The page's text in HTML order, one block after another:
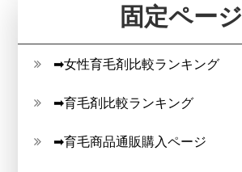
固定ページ
➡女性育毛剤比較ランキング
➡育毛剤比較ランキング
➡育毛商品通販購入ページ